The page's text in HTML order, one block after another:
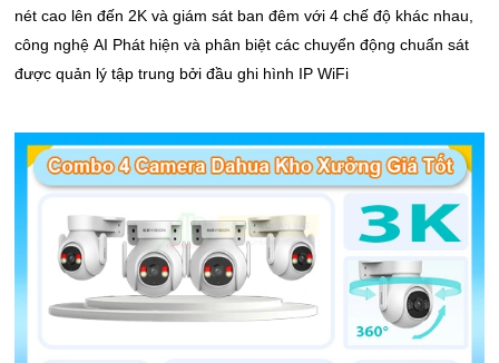
nét cao lên đến 2K và giám sát ban đêm với 4 chế độ khác nhau,
công nghệ AI Phát hiện và phân biệt các chuyển động chuẩn sát
được quản lý tập trung bởi đầu ghi hình IP WiFi